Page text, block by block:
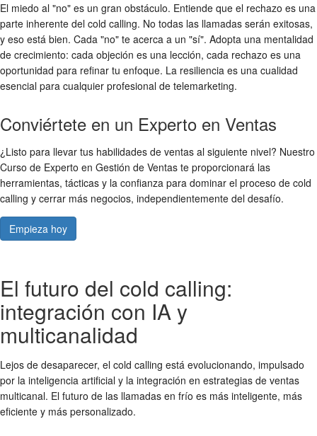
El miedo al "no" es un gran obstáculo. Entiende que el rechazo es una
parte inherente del cold calling. No todas las llamadas serán exitosas,
y eso está bien. Cada "no" te acerca a un "sí". Adopta una mentalidad
de crecimiento: cada objeción es una lección, cada rechazo es una
oportunidad para refinar tu enfoque. La resiliencia es una cualidad
esencial para cualquier profesional de telemarketing.
Conviértete en un Experto en Ventas
¿Listo para llevar tus habilidades de ventas al siguiente nivel? Nuestro
Curso de Experto en Gestión de Ventas te proporcionará las
herramientas, tácticas y la confianza para dominar el proceso de cold
calling y cerrar más negocios, independientemente del desafío.
Empieza hoy
El futuro del cold calling:
integración con IA y
multicanalidad
Lejos de desaparecer, el cold calling está evolucionando, impulsado
por la inteligencia artificial y la integración en estrategias de ventas
multicanal. El futuro de las llamadas en frío es más inteligente, más
eficiente y más personalizado.